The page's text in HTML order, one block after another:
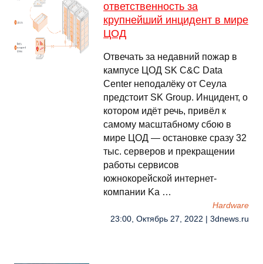
ответственность за
крупнейший инцидент в мире
ЦОД
Отвечать за недавний пожар в
кампусе ЦОД SK C&C Data
Center неподалёку от Сеула
предстоит SK Group. Инцидент, о
котором идёт речь, привёл к
самому масштабному сбою в
мире ЦОД — остановке сразу 32
тыс. серверов и прекращении
работы сервисов
южнокорейской интернет-
компании Ka …
Hardware
23:00, Октябрь 27, 2022 | 3dnews.ru